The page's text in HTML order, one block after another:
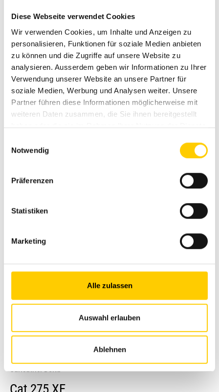
Diese Webseite verwendet Cookies
Wir verwenden Cookies, um Inhalte und Anzeigen zu
personalisieren, Funktionen für soziale Medien anbieten
zu können und die Zugriffe auf unsere Website zu
analysieren. Ausserdem geben wir Informationen zu Ihrer
Verwendung unserer Website an unsere Partner für
soziale Medien, Werbung und Analysen weiter. Unsere
Partner führen diese Informationen möglicherweise mit
weiteren Daten zusammen, die Sie ihnen bereitgestellt
haben oder die sie im Rahmen Ihrer Nutzung der Dienste
Notwendig
Präferenzen
Statistiken
Marketing
Alle zulassen
Auswahl erlauben
Ablehnen
Caricatrici Delta
Cat 265
Peso operativo 4800 kg
Potenza lorda 55.2 kW
Capacità benna
Caricatrici Delta